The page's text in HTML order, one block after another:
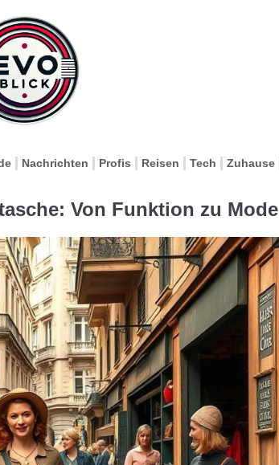
Nachrichten Profis Reisen Tech Zuhause
Von Funktion zu Mode